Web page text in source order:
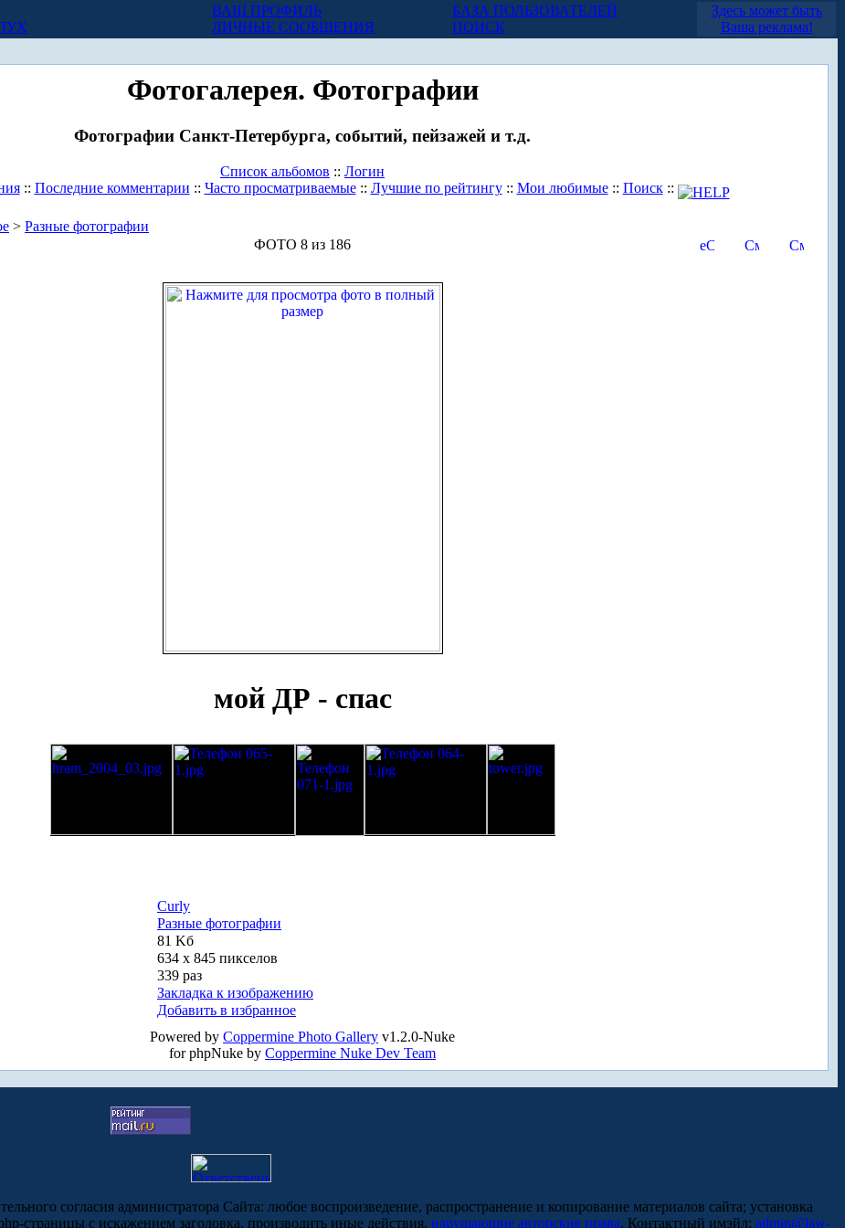
ВАШ ПРОФИЛЬ
ЛИЧНЫЕ СООБЩЕНИЯ
БАЗА ПОЛЬЗОВАТЕЛЕЙ
ПОИСК
Здесь может быть
Ваша реклама!
Фотогалерея. Фотографии
Фотографии Санкт-Петербурга, событий, пейзажей и т.д.
Список альбомов :: Логин
:: Последние комментарии :: Часто просматриваемые:: Лучшие по рейтингу:: Мои любимые:: Поиск::
> Разные фотографии
ФОТО 8 из 186
мой ДР - спас
Curly
Разные фотографии
81 Kб
634 x 845 пикселов
339 раз
Закладка к изображению
Добавить в избранное
Powered by Coppermine Photo Gallery v1.2.0-Nuke
for phpNuke by Coppermine Nuke Dev Team
согласия администратора Сайта: любое воспроизведение, распространение и копирование материалов сайта; установка
страницы с искажением заголовка, производить иные действия, нарушающие авторские права. Контактный имэйл: admin@law-